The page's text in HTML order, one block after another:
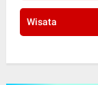
Wisata